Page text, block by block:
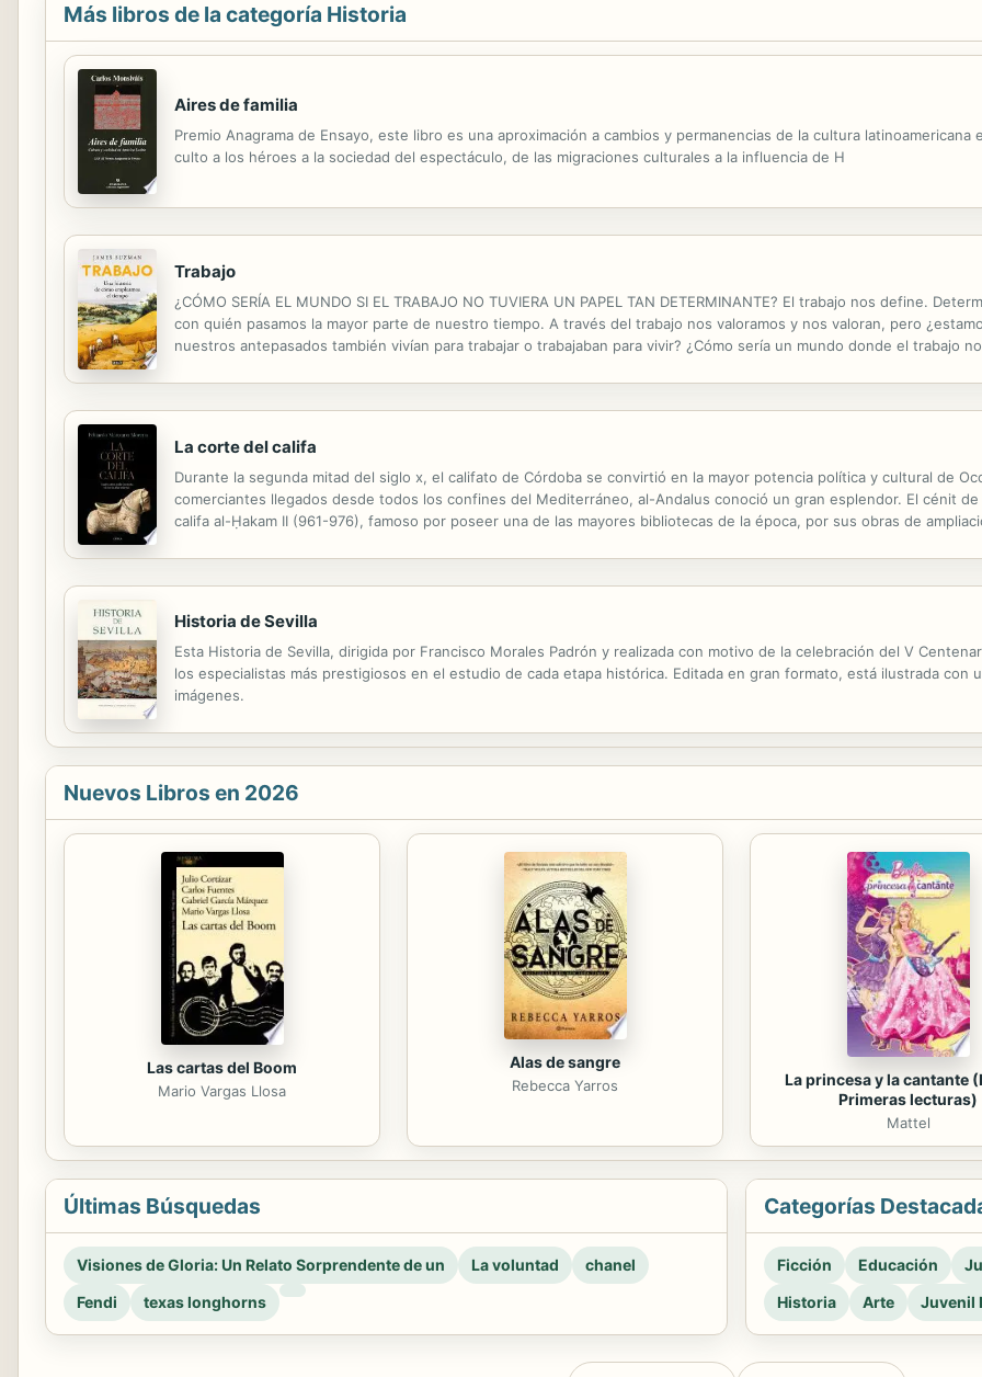
Más libros de la categoría Historia
Aires de familia
Premio Anagrama de Ensayo, este libro es una aproximación a cambios y permanencias de la cultura latinoamericana
culto a los héroes a la sociedad del espectáculo, de las migraciones culturales a la influencia de H
Trabajo
¿CÓMO SERÍA EL MUNDO SI EL TRABAJO NO TUVIERA UN PAPEL TAN DETERMINANTE? El trabajo nos define.
con quién pasamos la mayor parte de nuestro tiempo. A través del trabajo nos valoramos y nos valoran, pero
nuestros antepasados también vivían para trabajar o trabajaban para vivir? ¿Cómo sería un mundo donde el trabajo
La corte del califa
Durante la segunda mitad del siglo x, el califato de Córdoba se convirtió en la mayor potencia política y cultural de
comerciantes llegados desde todos los confines del Mediterráneo, al-Andalus conoció un gran esplendor. El cénit
califa al-Ḥakam II (961-976), famoso por poseer una de las mayores bibliotecas de la época, por sus obras de
Historia de Sevilla
Esta Historia de Sevilla, dirigida por Francisco Morales Padrón y realizada con motivo de la celebración del V
los especialistas más prestigiosos en el estudio de cada etapa histórica. Editada en gran formato, está ilustrada con
imágenes.
Nuevos Libros en 2026
Las cartas del Boom
Mario Vargas Llosa
Alas de sangre
Rebecca Yarros
La princesa y la cantante
Primeras lecturas)
Mattel
Últimas Búsquedas
Visiones de Gloria: Un Relato Sorprendente de un La voluntad
chanel
Fendi
texas longhorns
Categorías
Ficción Educación
Historia
Arte Juvenil